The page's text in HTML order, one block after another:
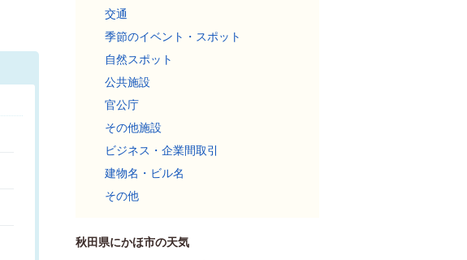
交通
季節のイベント・スポット
自然スポット
公共施設
官公庁
その他施設
ビジネス・企業間取引
建物名・ビル名
その他
秋田県にかほ市の天気